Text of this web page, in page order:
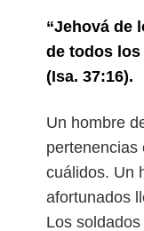
“Jehová de
de todos
(Isa. 37:16).
Un hombre
pertenencias
cuálidos. Un
afortunados
Los